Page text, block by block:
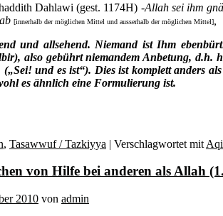
Dahlawi (gest. 1174H) -Allah sei ihm
[innerhalb der möglichen Mittel und ausserhalb der möglichen Mittel]
und allsehend. Niemand ist Ihm
also gebührt niemandem Anbetung,
(„Sei! und es ist“). Dies ist komplett anders
es ähnlich eine Formulierung ist.
, Tasawwuf / Tazkiyya | Verschlagwortet mit
von Hilfe bei anderen als Allah
2010 von admin